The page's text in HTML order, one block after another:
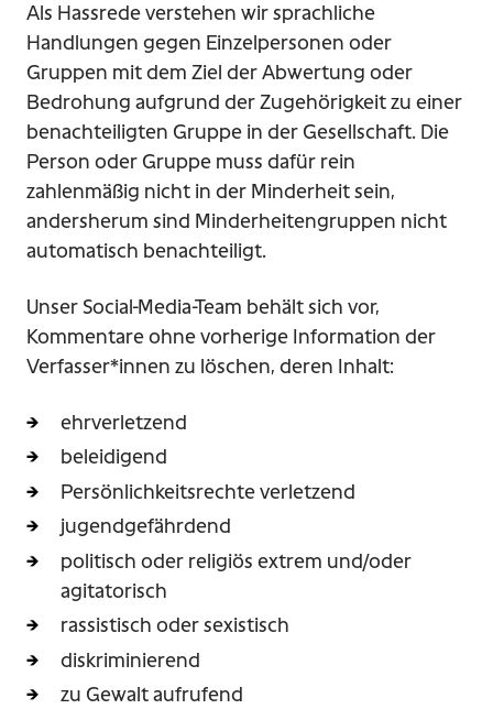
Als Hassrede verstehen wir sprachliche
Handlungen gegen Einzelpersonen oder
Gruppen mit dem Ziel der Abwertung oder
Bedrohung aufgrund der Zugehörigkeit zu einer
benachteiligten Gruppe in der Gesellschaft. Die
Person oder Gruppe muss dafür rein
zahlenmäßig nicht in der Minderheit sein,
andersherum sind Minderheitengruppen nicht
automatisch benachteiligt.
Unser Social-Media-Team behält sich vor,
Kommentare ohne vorherige Information der
Verfasser*innen zu löschen, deren Inhalt:
ehrverletzend
beleidigend
Persönlichkeitsrechte verletzend
jugendgefährdend
politisch oder religiös extrem und/oder
agitatorisch
rassistisch oder sexistisch
diskriminierend
zu Gewalt aufrufend